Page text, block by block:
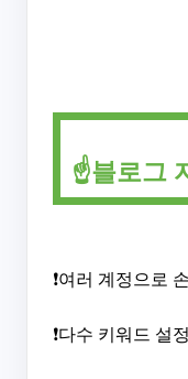
☝️블로그
❗여러 계정으로
❗다수 키워드 설